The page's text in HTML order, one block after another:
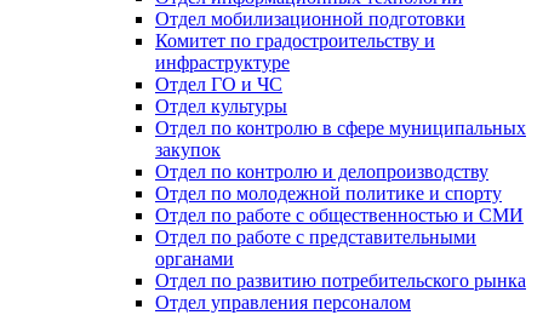
Отдел мобилизационной подготовки
Комитет по градостроительству и
инфраструктуре
Отдел ГО и ЧС
Отдел культуры
Отдел по контролю в сфере муниципальных
закупок
Отдел по контролю и делопроизводству
Отдел по молодежной политике и спорту
Отдел по работе с общественностью и СМИ
Отдел по работе с представительными
органами
Отдел по развитию потребительского рынка
Отдел управления персоналом